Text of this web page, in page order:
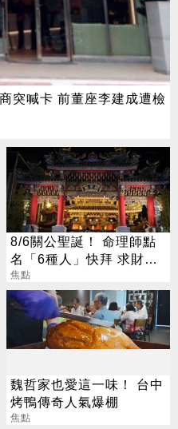
突喊卡 前董座李建成遭檢
8/6關公聖誕！ 命理師點
名「6種人」快拜 求財求
職保平安
焦點
魏哲家也愛這一味！ 台中
烤鴨傳奇人氣爆棚
焦點